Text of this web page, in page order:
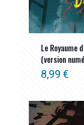
Le Royaume
(version
8,99 €